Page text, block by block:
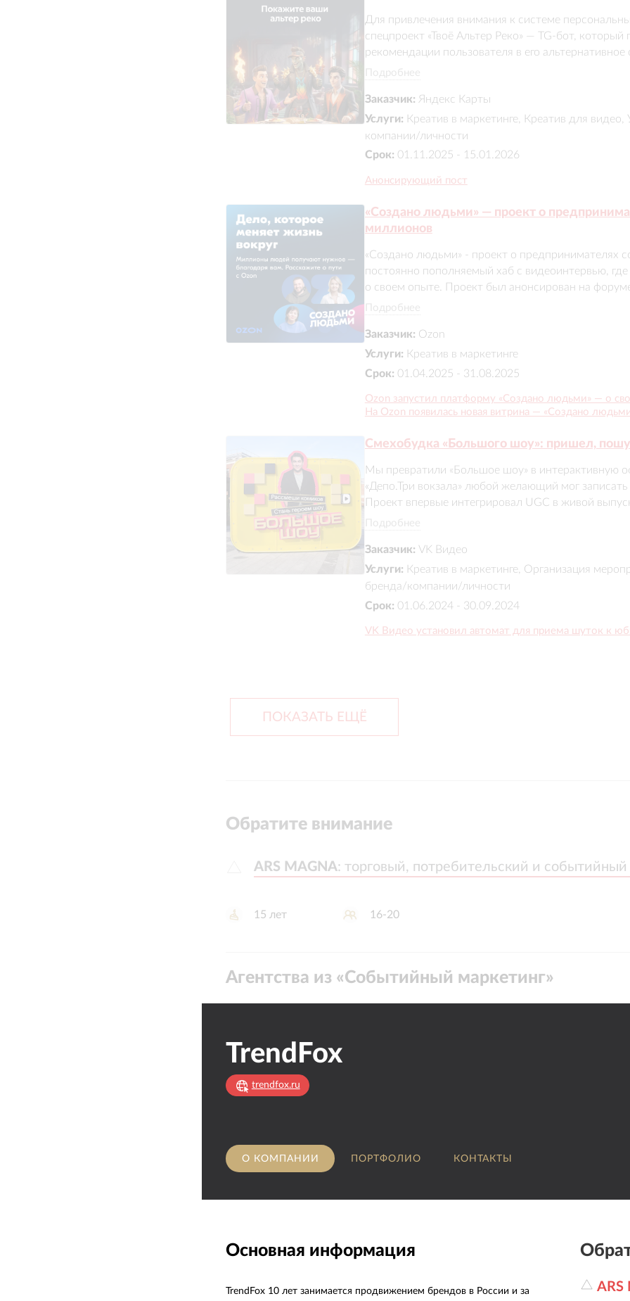
Для привлечения внимания к системе
спецпроект «Твоё Альтер Реко» — TG-бот,
рекомендации пользователя в его альтернативное
Результат:
Проект привлек 34 000+ пользователей и
усилила имидж «Яндекс Карт» как умного и
аудиторию в исследование ленты рекомендаций.
Подробнее
Заказчик: Яндекс Карты
Услуги: Креатив в маркетинге, Креатив для
компании/личности
Срок: 01.11.2025 - 15.01.2026
Анонсирующий пост
«Создано людьми» — проект о
миллионов
«Создано людьми» - проект о предпринимателях
постоянно пополняемый хаб с видеоинтервью,
о своем опыте. Проект был анонсирован на
За 2 месяца охват превысил 8 млн, а истории на
получили 300+ заявок от предпринимателей и
запуске
Подробнее
Заказчик: Ozon
Услуги: Креатив в маркетинге
Срок: 01.04.2025 - 31.08.2025
Ozon запустил платформу «Создано людьми» — о
На Ozon появилась новая витрина — «Создано
Смехобудка «Большого шоу»: пришел,
Мы превратили «Большое шоу» в интерактивную
«Депо.Три вокзала» любой желающий мог
Проект впервые интегрировал UGC в живой
500+ новых пользователей.
Подробнее
Заказчик: VK Видео
Услуги: Креатив в маркетинге, Организация
бренда/компании/личности
Срок: 01.06.2024 - 30.09.2024
VK Видео установил автомат для приема шуток к
ПОКАЗАТЬ ЕЩЁ
Обратите внимание
ARS MAGNA: торговый, потребительский и событийный
ARS MAGNA: торговый, потребительский и событийный
15 лет 16-20
Агентства из «Событийный маркетинг»
TrendFox
trendfox.ru
О КОМПАНИИ ПОРТФОЛИО КОНТАКТЫ
Основная информация
TrendFox 10 лет занимается продвижением брендов в России и за ARS